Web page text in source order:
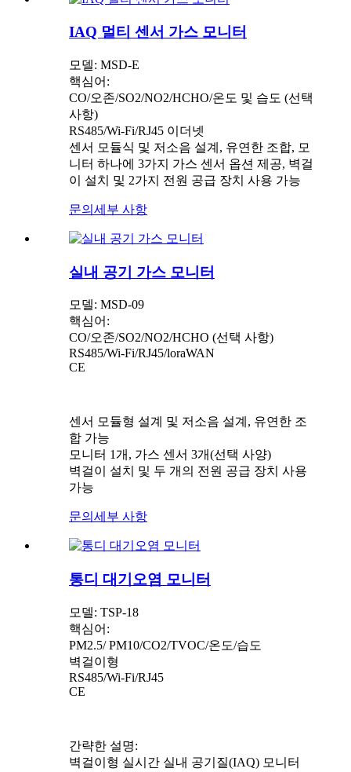
IAQ 멀티 센서 가스 모니터
모델: MSD-E
핵심어:
CO/오존/SO2/NO2/HCHO/온도 및 습도 (선택
사항)
RS485/Wi-Fi/RJ45 이더넷
센서 모듈식 및 저소음 설계, 유연한 조합, 모
니터 하나에 3가지 가스 센서 옵션 제공, 벽걸
이 설치 및 2가지 전원 공급 장치 사용 가능
문의 세부 사항
실내 공기 가스 모니터
모델: MSD-09
핵심어:
CO/오존/SO2/NO2/HCHO (선택 사항)
RS485/Wi-Fi/RJ45/loraWAN
CE
센서 모듈형 설계 및 저소음 설계, 유연한 조
합 가능
모니터 1개, 가스 센서 3개(선택 사양)
벽걸이 설치 및 두 개의 전원 공급 장치 사용
가능
문의 세부 사항
통디 대기오염 모니터
모델: TSP-18
핵심어:
PM2.5/ PM10/CO2/TVOC/온도/습도
벽걸이형
RS485/Wi-Fi/RJ45
CE
간략한 설명:
벽걸이형 실시간 실내 공기질(IAQ) 모니터